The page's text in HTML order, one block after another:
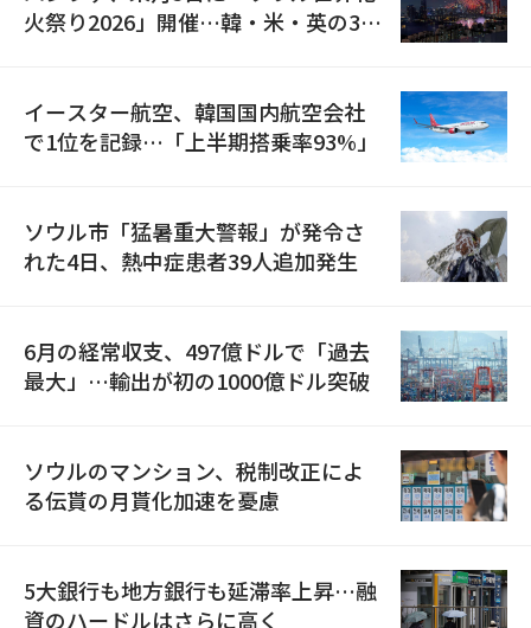
火祭り2026」開催…韓・米・英の3カ
イースター航空、韓国国内航空会社
で1位を記録…「上半期搭乗率93%」
ソウル市「猛暑重大警報」が発令さ
れた4日、熱中症患者39人追加発生
6月の経常収支、497億ドルで「過去
最大」…輸出が初の1000億ドル突破
ソウルのマンション、税制改正によ
る伝貰の月貰化加速を憂慮
5大銀行も地方銀行も延滞率上昇…融
資のハードルはさらに高く